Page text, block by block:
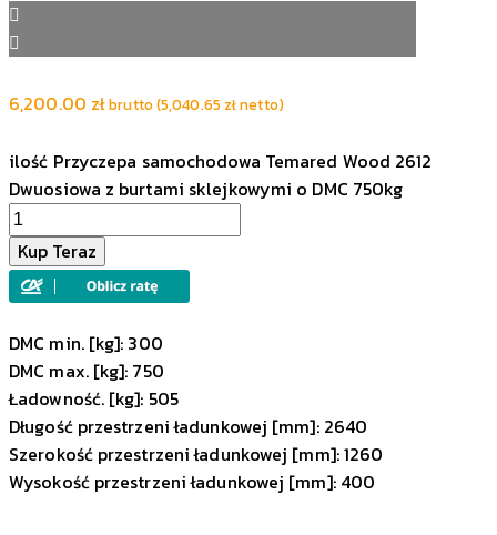
6,200.00 zł brutto (5,040.65 złnetto)
ilość Przyczepa samochodowa Temared Wood 2612
Dwuosiowa z burtami sklejkowymi o DMC 750kg
Kup Teraz
DMC min. [kg]: 300
DMC max. [kg]: 750
Ładowność. [kg]: 505
Długość przestrzeni ładunkowej [mm]: 2640
Szerokość przestrzeni ładunkowej [mm]: 1260
Wysokość przestrzeni ładunkowej [mm]: 400